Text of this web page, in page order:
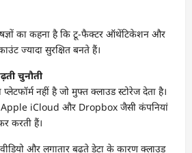
का कहना है कि टू-फैक्टर ऑथेंटिकेशन और
ज्यादा सुरक्षित बनते हैं।
चुनौती
नहीं है जो मुफ्त क्लाउड स्टोरेज देता है।
iCloud और Dropbox जैसी कंपनियां
करती हैं।
और लगातार बढ़ते डेटा के कारण क्लाउड